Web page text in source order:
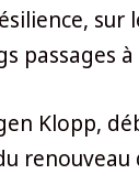
Klopp,